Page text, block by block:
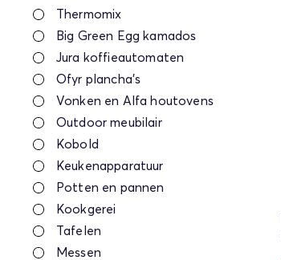
Thermomix
Big Green Egg kamados
Jura koffieautomaten
Ofyr plancha's
Vonken en Alfa houtovens
Outdoor meubilair
Kobold
Keukenapparatuur
Potten en pannen
Kookgerei
Tafelen
Messen